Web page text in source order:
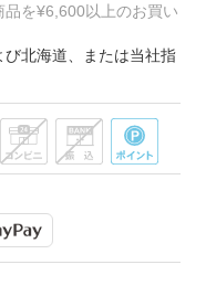
品を¥6,600以上のお買い
北海道、または当社指